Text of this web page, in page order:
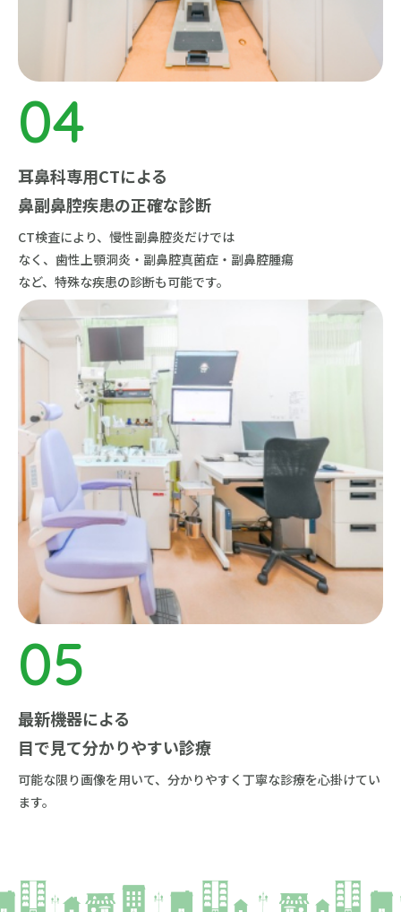
耳鼻科専用CTによる
鼻副鼻腔疾患の正確な診断
CT検査により、慢性副鼻腔炎だけでは
なく、歯性上顎洞炎・副鼻腔真菌症・副鼻腔腫瘍
など、特殊な疾患の診断も可能です。
最新機器による
目で見て分かりやすい診療
可能な限り画像を用いて、分かりやすく丁寧な診療を心掛けてい
ます。